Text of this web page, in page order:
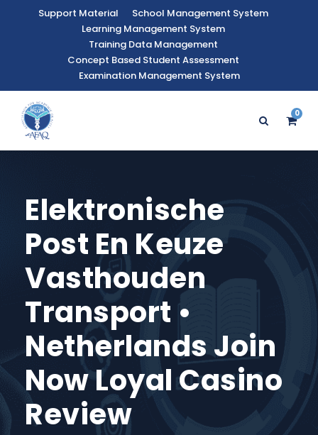
Support Material
School Management System
Learning Management System
Training Data Management
Concept Based Student Assessment
Examination Management System
0
Elektronische
Post En Keuze
Vasthouden
Transport •
Netherlands Join
Now Loyal Casino
Review